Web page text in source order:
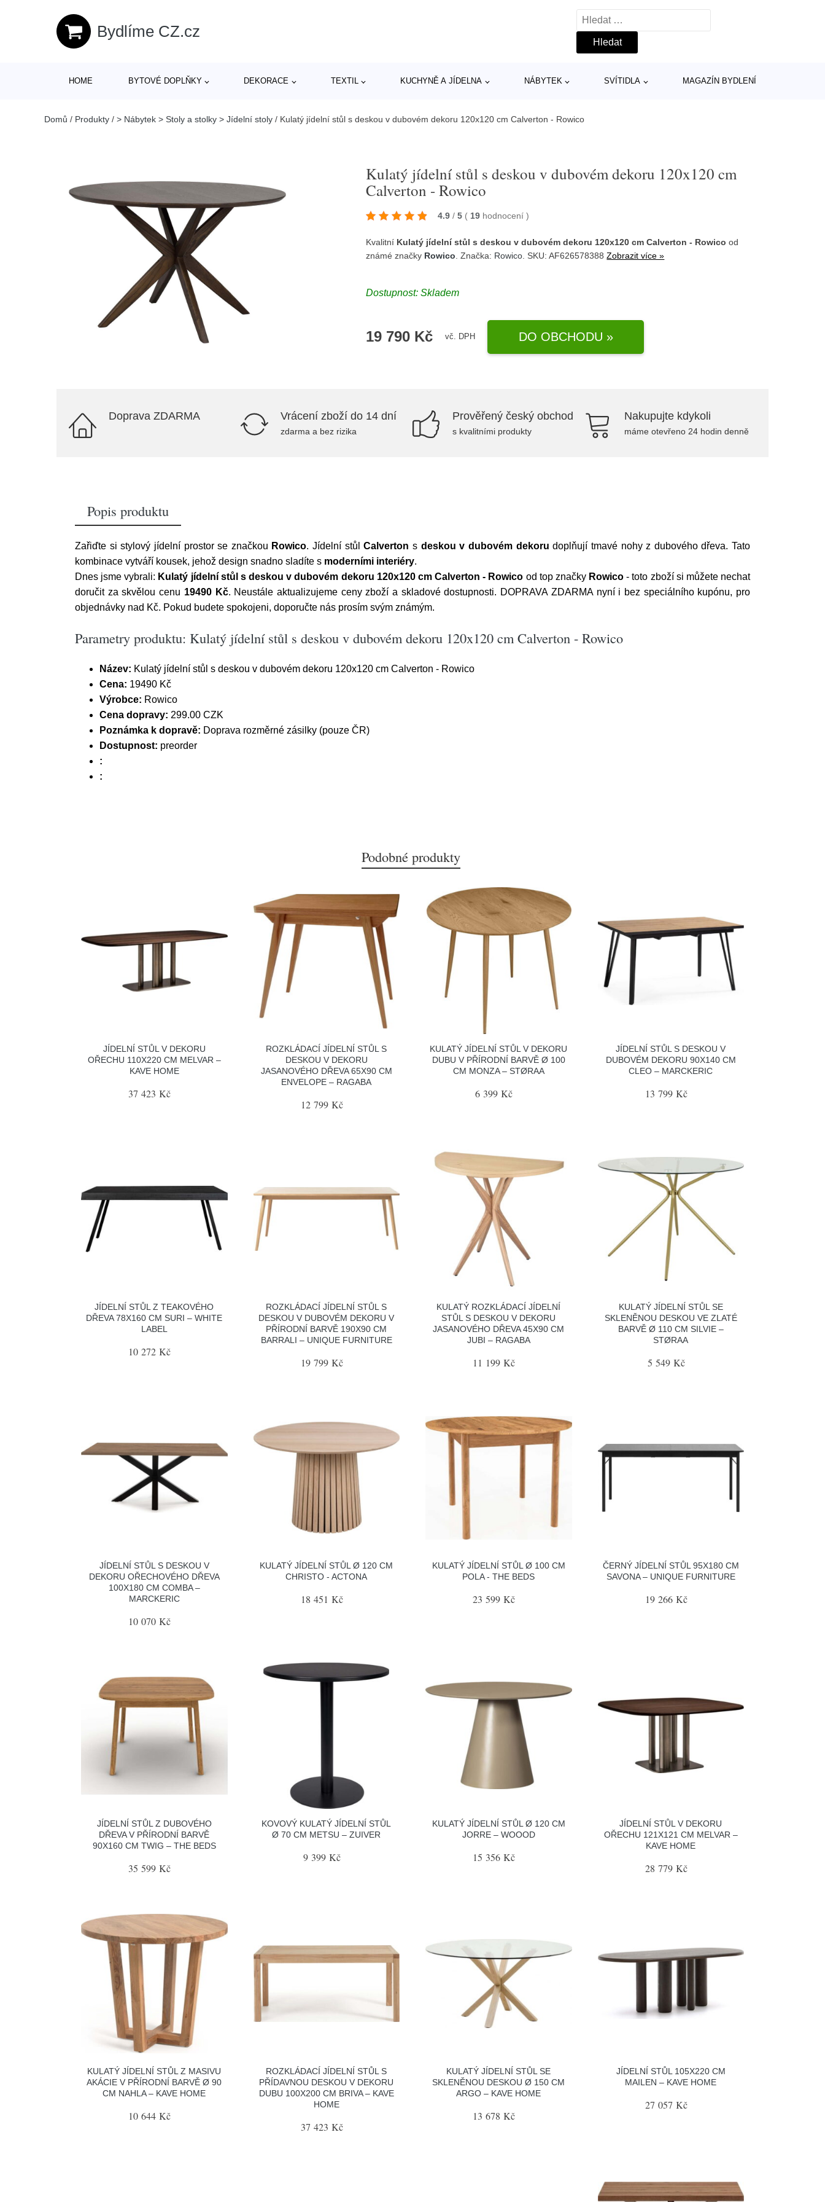
Bydlíme CZ.cz
Vyhledávání
HOME BYTOVÉ DOPLŇKY DEKORACE TEXTIL KUCHYNĚ A JÍDELNA NÁBYTEK SVÍTIDLA MAGAZÍN BYDLENÍ
Domů / Produkty / > Nábytek > Stoly a stolky > Jídelní stoly / Kulatý jídelní stůl s deskou v dubovém dekoru 120x120 cm Calverton - Rowico
Kulatý jídelní stůl s deskou v dubovém dekoru 120x120 cm
Calverton - Rowico
4.9 / 5 ( 19 hodnocení)
Kvalitní Kulatý jídelní stůl s deskou v dubovém dekoru 120x120 cm Calverton - Rowico od
známé značky Rowico . Značka: Rowico . SKU: AF626578388Zobrazit více »
Dostupnost:Skladem
19 790 Kč vč. DPH DO OBCHODU »
Doprava ZDARMA Vrácení zboží do 14 dní
zdarma a bez rizika
Prověřený český obchod
s kvalitními produkty
Nakupujte kdykoli
máme otevřeno 24 hodin denně
Popis produktu
Zařiďte si stylový jídelní prostor se značkou Rowico. Jídelní stůlCalverton s deskou v dubovém dekoru doplňují tmavé nohy z dubového dřeva. Tato
kombinace vytváří kousek, jehož design snadno sladíte s moderními interiéry.
Dnes jsme vybrali: Kulatý jídelní stůl s deskou v dubovém dekoru 120x120 cm Calverton - Rowico od top značky Rowico - toto zboží si můžete nechat
doručit za skvělou cenu 19490 Kč. Neustále aktualizujeme ceny zboží a skladové dostupnosti. DOPRAVA ZDARMA nyní i bez speciálního kupónu, pro
objednávky nad Kč. Pokud budete spokojeni, doporučte nás prosím svým známým.
Parametry produktu: Kulatý jídelní stůl s deskou v dubovém dekoru 120x120 cm Calverton - Rowico
Název: Kulatý jídelní stůl s deskou v dubovém dekoru 120x120 cm Calverton - Rowico
Cena: 19490 Kč
Výrobce: Rowico
Cena dopravy: 299.00 CZK
Poznámka k dopravě: Doprava rozměrné zásilky (pouze ČR)
Dostupnost: preorder
:
:
Podobné produkty
JÍDELNÍ STŮL V DEKORU
OŘECHU 110X220 CM MELVAR –
KAVE HOME
37 423 Kč
ROZKLÁDACÍ JÍDELNÍ STŮL S
DESKOU V DEKORU
JASANOVÉHO DŘEVA 65X90 CM
ENVELOPE – RAGABA
12 799 Kč
KULATÝ JÍDELNÍ STŮL V DEKORU
DUBU V PŘÍRODNÍ BARVĚ Ø 100
CM MONZA – STØRAA
6 399 Kč
JÍDELNÍ STŮL S DESKOU V
DUBOVÉM DEKORU 90X140 CM
CLEO – MARCKERIC
13 799 Kč
JÍDELNÍ STŮL Z TEAKOVÉHO
DŘEVA 78X160 CM SURI – WHITE
LABEL
10 272 Kč
ROZKLÁDACÍ JÍDELNÍ STŮL S
DESKOU V DUBOVÉM DEKORU V
PŘÍRODNÍ BARVĚ 190X90 CM
BARRALI – UNIQUE FURNITURE
19 799 Kč
KULATÝ ROZKLÁDACÍ JÍDELNÍ
STŮL S DESKOU V DEKORU
JASANOVÉHO DŘEVA 45X90 CM
JUBI – RAGABA
11 199 Kč
KULATÝ JÍDELNÍ STŮL SE
SKLENĚNOU DESKOU VE ZLATÉ
BARVĚ Ø 110 CM SILVIE –
STØRAA
5 549 Kč
JÍDELNÍ STŮL S DESKOU V
DEKORU OŘECHOVÉHO DŘEVA
100X180 CM COMBA –
MARCKERIC
10 070 Kč
KULATÝ JÍDELNÍ STŮL Ø 120 CM
CHRISTO - ACTONA
18 451 Kč
KULATÝ JÍDELNÍ STŮL Ø 100 CM
POLA - THE BEDS
23 599 Kč
ČERNÝ JÍDELNÍ STŮL 95X180 CM
SAVONA – UNIQUE FURNITURE
19 266 Kč
JÍDELNÍ STŮL Z DUBOVÉHO
DŘEVA V PŘÍRODNÍ BARVĚ
90X160 CM TWIG – THE BEDS
35 599 Kč
KOVOVÝ KULATÝ JÍDELNÍ STŮL
Ø 70 CM METSU – ZUIVER
9 399 Kč
KULATÝ JÍDELNÍ STŮL Ø 120 CM
JORRE – WOOOD
15 356 Kč
JÍDELNÍ STŮL V DEKORU
OŘECHU 121X121 CM MELVAR –
KAVE HOME
28 779 Kč
KULATÝ JÍDELNÍ STŮL Z MASIVU
AKÁCIE V PŘÍRODNÍ BARVĚ Ø 90
CM NAHLA – KAVE HOME
10 644 Kč
ROZKLÁDACÍ JÍDELNÍ STŮL S
PŘÍDAVNOU DESKOU V DEKORU
DUBU 100X200 CM BRIVA – KAVE
HOME
37 423 Kč
KULATÝ JÍDELNÍ STŮL SE
SKLENĚNOU DESKOU Ø 150 CM
ARGO – KAVE HOME
13 678 Kč
JÍDELNÍ STŮL 105X220 CM
MAILEN – KAVE HOME
27 057 Kč